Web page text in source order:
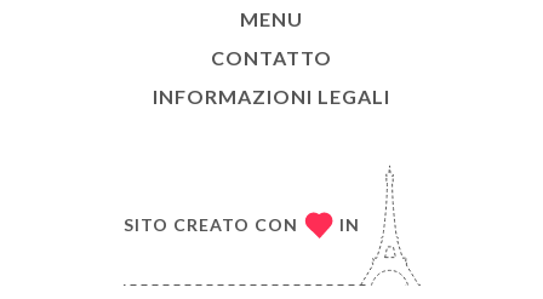
MENU
CONTATTO
INFORMAZIONI LEGALI
SITO CREATO CON IN